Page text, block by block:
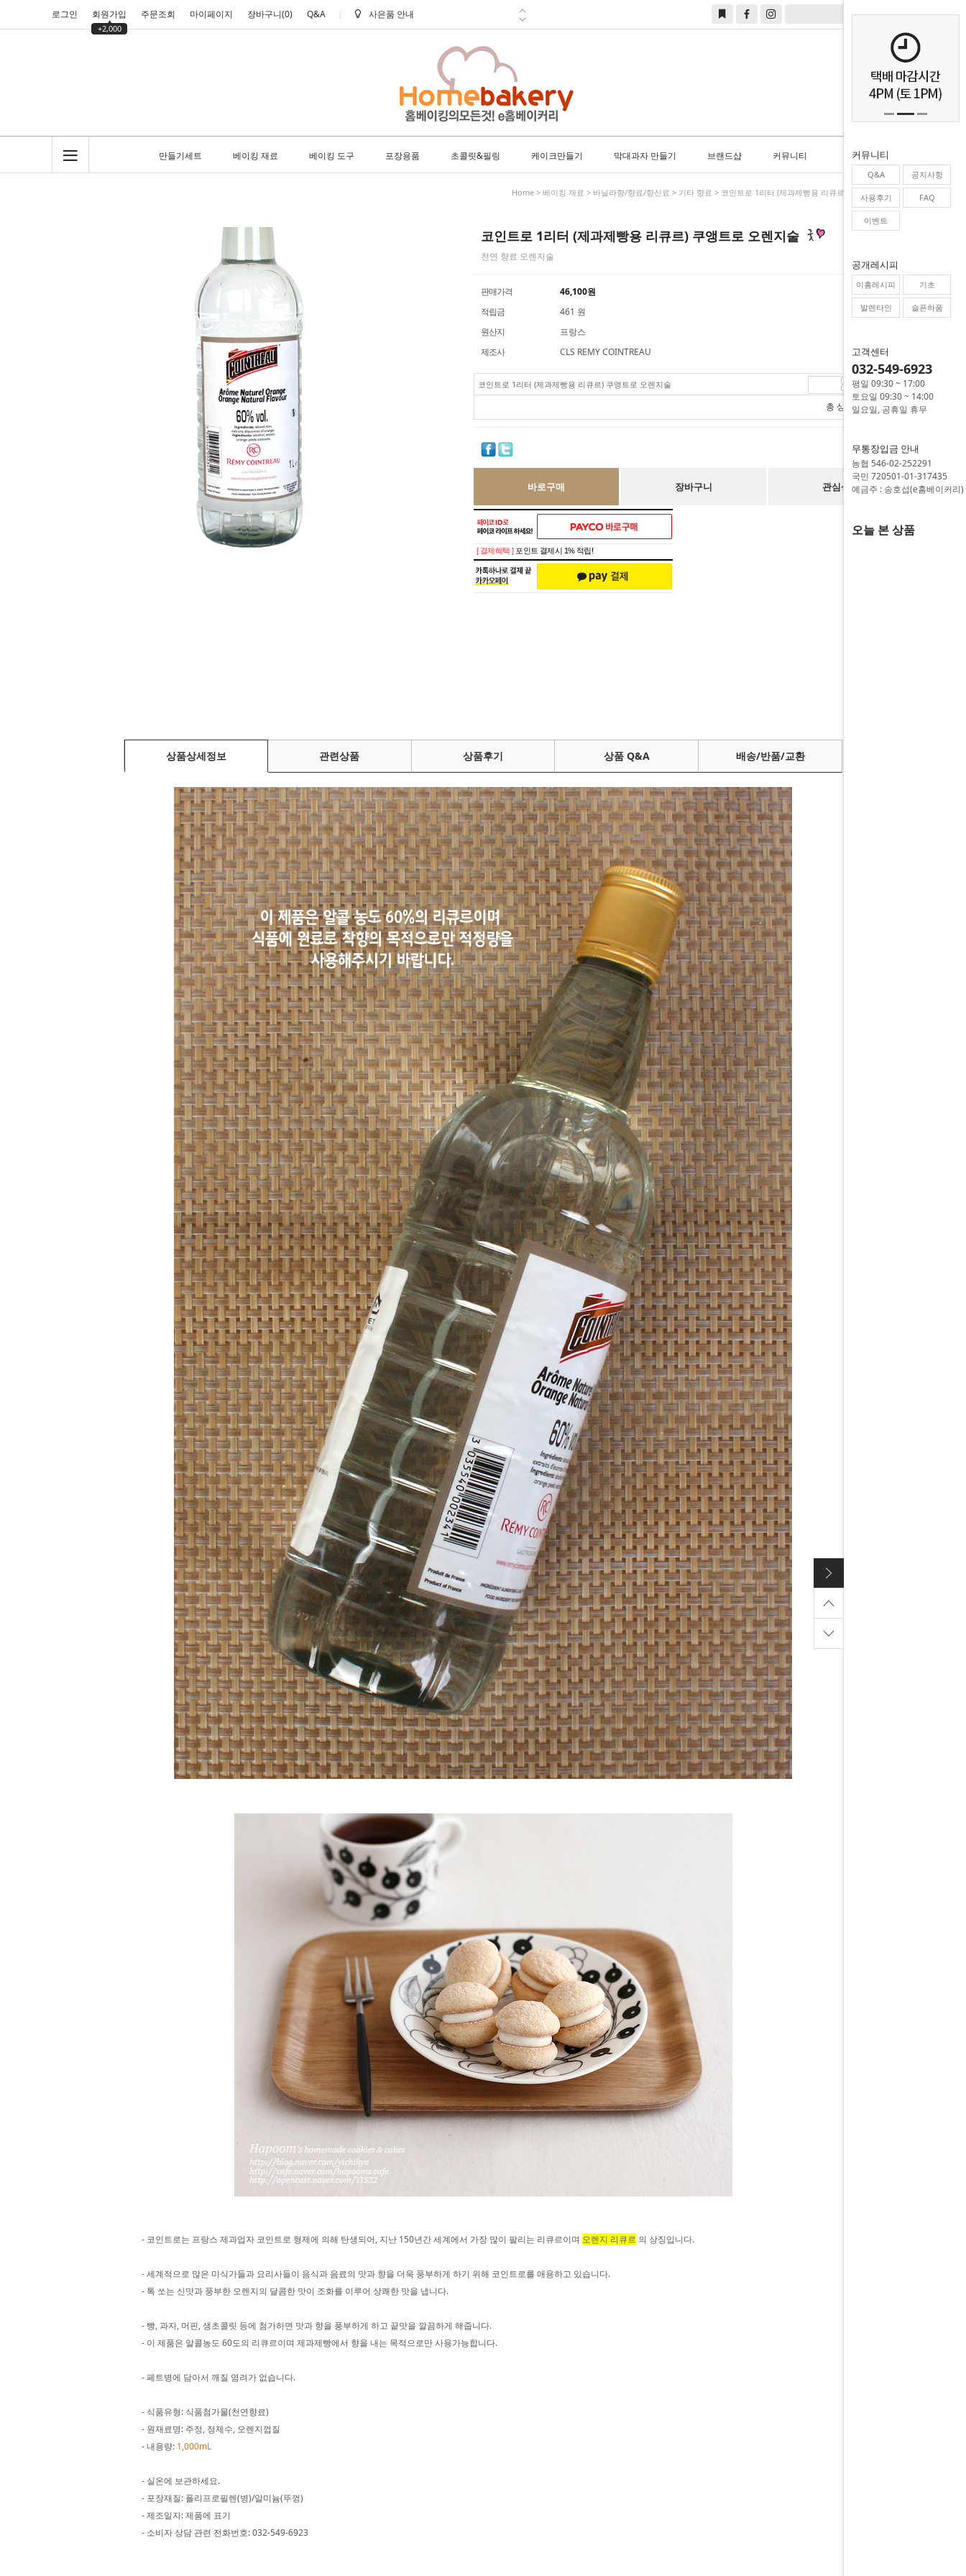
로그인 회원가입
+2,000
주문조회 마이페이지 장바구니(0) Q&A
신선한 배송 아이스박스 필수구매!
학교 ㆍ 공공기관 후불 주문 안내
8월 택배 배송 안내
만들기세트 베이킹 재료 베이킹 도구 포장용품 초콜릿&필링 케이크만들기 막대과자 만들기 브랜드샵 커뮤니티 커뮤니티
Q&A 공지사항
사용후기 FAQ
이벤트
공개레시피
이홈레시피 기초
발렌타인 슬픈하품
고객센터
032-549-6923
평일 09:30 ~ 17:00
토요일 09:30 ~ 14:00
일요일, 공휴일 휴무
무통장입금 안내
농협 546-02-252291
국민 720501-01-317435
예금주 : 송호섭(e홈베이커리)
오늘 본 상품
Home > 베이킹 재료 > 바닐라향/향료/향신료 > 기타 향료 > 코인트로 1리터 (제과제빵용 리큐르) 쿠앵트로 오렌지술
코인트로 1리터 (제과제빵용 리큐르) 쿠앵트로 오렌지술
천연 향료 오렌지술
판매가격 46,100원
적립금
461 원
원산지
프랑스
제조사
CLS REMY COINTREAU
코인트로 1리터 (제과제빵용 리큐르) 쿠앵트로 오렌지술 46,100원
총 상품 금액 46,100 원
바로구매 장바구니 관심상품
페이코 ID로 페이
코 라이프 하세요!
PAYCO 바로구매
[ 결제혜택 ] 포인트 결제시 1% 적립!
상품상세정보 관련상품 상품후기 상품 Q&A 배송/반품/교환
- 코인트로는 프랑스 제과업자 코인트로 형제에 의해 탄생되어, 지난 150년간 세계에서 가장 많이 팔리는 리큐르이며 오렌지 리큐르 의 상징입니다.
- 세계적으로 많은 미식가들과 요리사들이 음식과 음료의 맛과 향을 더욱 풍부하게 하기 위해 코인트로를 애용하고 있습니다.
- 톡 쏘는 신맛과 풍부한 오렌지의 달콤한 맛이 조화를 이루어 상쾌한 맛을 냅니다.
- 빵, 과자, 머핀, 생초콜릿 등에 첨가하면 맛과 향을 풍부하게 하고 끝맛을 깔끔하게 해줍니다.
- 이 제품은 알콜농도 60도의 리큐르이며 제과제빵에서 향을 내는 목적으로만 사용가능합니다.
- 페트병에 담아서 깨질 염려가 없습니다.
- 식품유형: 식품첨가물(천연향료)
- 원재료명: 주정, 정제수, 오렌지껍질
- 내용량: 1,000mL
- 실온에 보관하세요.
- 포장재질: 폴리프로필렌(병)/알미늄(뚜껑)
- 제조일자: 제품에 표기
- 소비자 상담 관련 전화번호: 032-549-6923